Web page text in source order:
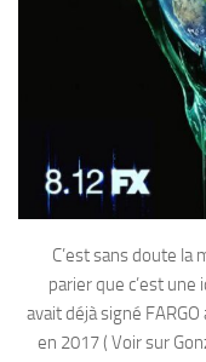
C’est sans doute
parier que c’est
avait déjà signé
en 2017 ( Voir sur